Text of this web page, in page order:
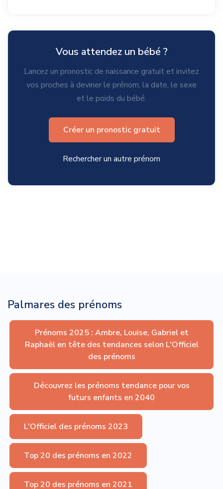
Vous attendez un bébé ?
Lancez un pronostic de naissance gratuit et invitez
vos proches à deviner le prénom, la date, le sexe
et le poids du bébé.
Créer un pronostic gratuit
Rechercher un autre prénom
Palmares des prénoms
Prénoms 2025 : Ambre, Louise, Gabriel et
Raphaël en tête des tendances selon L'Officiel
des prénoms
Découvrez les prénoms tendance pour vos
futurs enfants en 2040
L'Officiel des prénoms 2023
Top 20 des prénoms en 2022
Top 20 des prénoms en 2021